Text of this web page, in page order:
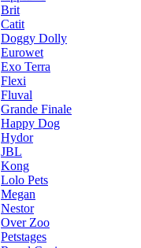
Brit
Catit
Doggy Dolly
Eurowet
Exo Terra
Flexi
Fluval
Grande Finale
Happy Dog
Hydor
JBL
Kong
Lolo Pets
Megan
Nestor
Over Zoo
Petstages